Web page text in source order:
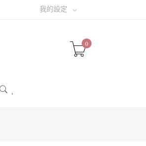
我的設定
0